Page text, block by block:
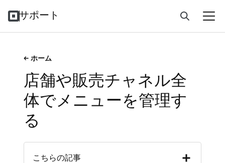
サポート
ホーム
店舗や販売チャネル全
体でメニューを管理す
る
こちらの記事